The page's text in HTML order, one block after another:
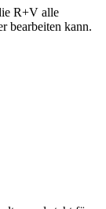
R+V alle
bearbeiten kann.